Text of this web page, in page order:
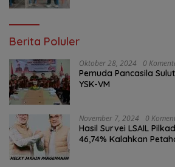
Berita Poluler
Oktober 28, 2024 0
Pemuda Pancasila
YSK-VM
November 7, 2024 0
Hasil Survei LSAIL
46,74% Kalahkan